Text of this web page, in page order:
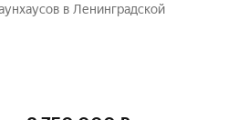
в Ленинградской